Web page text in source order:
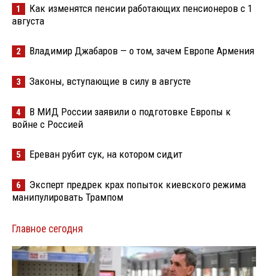
1
Как изменятся пенсии работающих пенсионеров с 1
августа
2 Владимир Джабаров — о том, зачем Европе Армения
3 Законы, вступающие в силу в августе
4
В МИД России заявили о подготовке Европы к
войне с Россией
5 Ереван рубит сук, на котором сидит
6
Эксперт предрек крах попыток киевского режима
манипулировать Трампом
Главное сегодня